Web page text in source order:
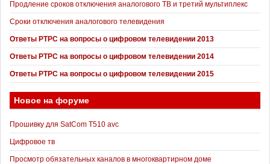
Продление сроков отключения аналогового ТВ и третий мультиплекс
Сроки отключения аналогового телевидения
Ответы РТРС на вопросы о цифровом телевидении 2013
Ответы РТРС на вопросы о цифровом телевидении 2014
Ответы РТРС на вопросы о цифровом телевидении 2015
Новое на форуме
Прошивку для SatCom T510 avc
Цифровое тв
Просмотр обязательных каналов в многоквартирном доме